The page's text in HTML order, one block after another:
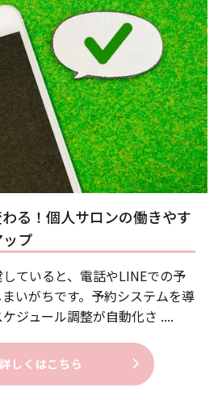
る！個人サロンの働きやす
プ
ていると、電話やLINEでの予
いがちです。予約システムを導
ジュール調整が自動化さ ....
詳しくはこちら